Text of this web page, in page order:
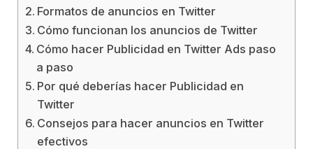
Formatos de anuncios en Twitter
Cómo funcionan los anuncios de Twitter
Cómo hacer Publicidad en Twitter Ads paso
a paso
Por qué deberías hacer Publicidad en
Twitter
Consejos para hacer anuncios en Twitter
efectivos